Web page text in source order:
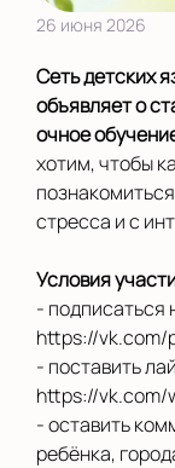
26 июня 2026
Сеть детских
объявляет о
очное
хотим, чтобы
стресса и с
Условия
- подписаться
https://vk.com/
- поставить
https://vk.com/
- оставить
ребёнка,